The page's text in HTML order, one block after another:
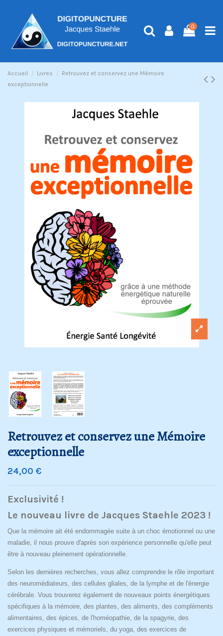
0
Accueil Livres
Retrouvez et conservez une Mémoire
exceptionnelle
Retrouvez et conservez une Mémoire
exceptionnelle
24,00 €
Exclusivité !
Le nouveau livre de Jacques Staehle 2023 !
Que la mémoire ait été endommagée suite à un choc émotionnel ou une
maladie, il nous prouve d'après son expérience personnelle qu'elle peut
être à nouveau pleinement opérationnelle.
Selon les dernières recherches, vous allez comprendre le rôle important
des neuromédiateurs, des cellules gliales, de la lymphe et de l'énergie
cérébrale. Vous trouverez également de nouveaux points énergétiques
spécifiques à la mémoire, des plantes, des aliments, des compléments
alimentaires, des épices, de l'homéopathie, de la spagyrie, des
exercices physiques et mémoriels, du yoga, des exercices de